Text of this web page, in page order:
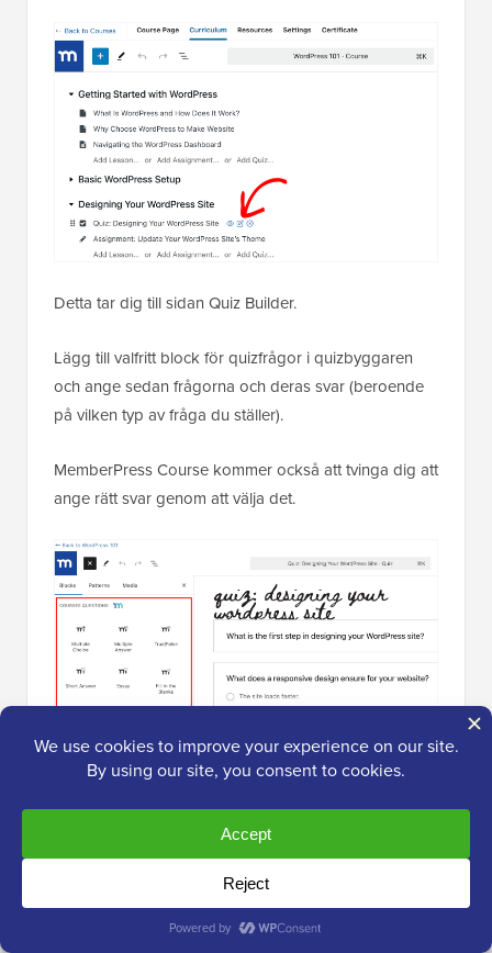
Detta tar dig till sidan Quiz Builder.
Lägg till valfritt block för quizfrågor i quizbyggaren
och ange sedan frågorna och deras svar (beroende
på vilken typ av fråga du ställer).
MemberPress Course kommer också att tvinga dig att
ange rätt svar genom att välja det.
Godkänt resultat. Du kan fritt definiera
minimipoängen som användare behöver för att
bli godkända, vilket gör quizet så enkelt eller